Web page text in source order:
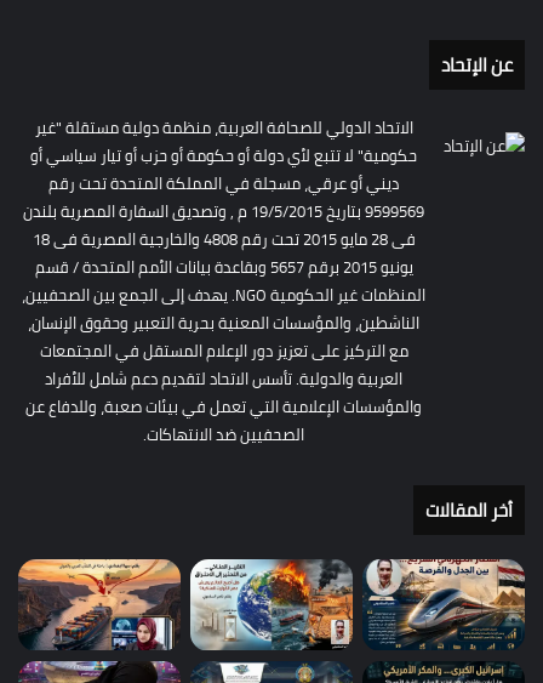
عن الإتحاد
الاتحاد الدولي للصحافة العربية، منظمة دولية مستقلة "غير
حكومية" لا تتبع لأي دولة أو حكومة أو حزب أو تيار سياسي أو
ديني أو عرقي، مسجلة في المملكة المتحدة تحت رقم
9599569 بتاريخ 19/5/2015 م , وتصديق السفارة المصرية بلندن
فى 28 مايو 2015 تحت رقم 4808 والخارجية المصرية فى 18
يونيو 2015 برقم 5657 وبقاعدة بيانات الأمم المتحدة / قسم
المنظمات غير الحكومية NGO. يهدف إلى الجمع بين الصحفيين،
الناشطين، والمؤسسات المعنية بحرية التعبير وحقوق الإنسان،
مع التركيز على تعزيز دور الإعلام المستقل في المجتمعات
العربية والدولية. تأسس الاتحاد لتقديم دعم شامل للأفراد
والمؤسسات الإعلامية التي تعمل في بيئات صعبة، وللدفاع عن
الصحفيين ضد الانتهاكات.
أخر المقالات